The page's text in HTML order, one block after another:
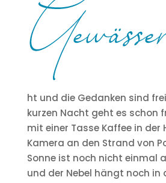
ht und die Gedanken sind
kurzen Nacht geht es schon
mit einer Tasse Kaffee in der
Kamera an den Strand von
Sonne ist noch nicht einmal
und der Nebel hängt noch in